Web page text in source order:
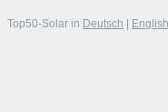
Top50-Solar in Deutsch English